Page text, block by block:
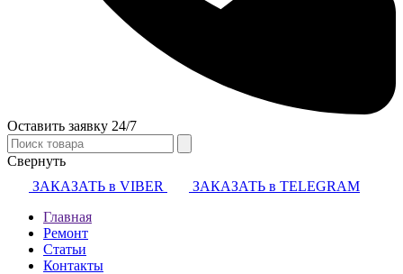
Оставить заявку 24/7
Свернуть
ЗАКАЗАТЬ в VIBER
ЗАКАЗАТЬ в TELEGRAM
Главная
Ремонт
Статьи
Контакты